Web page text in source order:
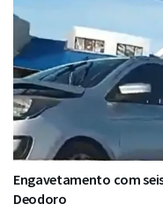
Engavetamento com
Deodoro